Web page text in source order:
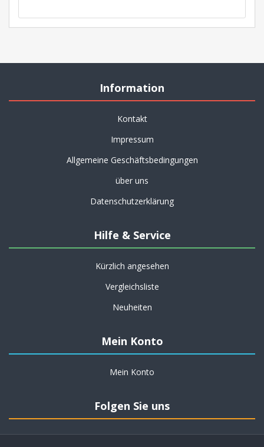
Information
Kontakt
Impressum
Allgemeine Geschäftsbedingungen
über uns
Datenschutzerklärung
Hilfe & Service
Kürzlich angesehen
Vergleichsliste
Neuheiten
Mein Konto
Mein Konto
Folgen Sie uns